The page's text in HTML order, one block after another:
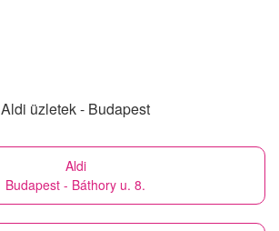
Aldi üzletek - Budapest
Aldi
Budapest - Báthory u. 8.